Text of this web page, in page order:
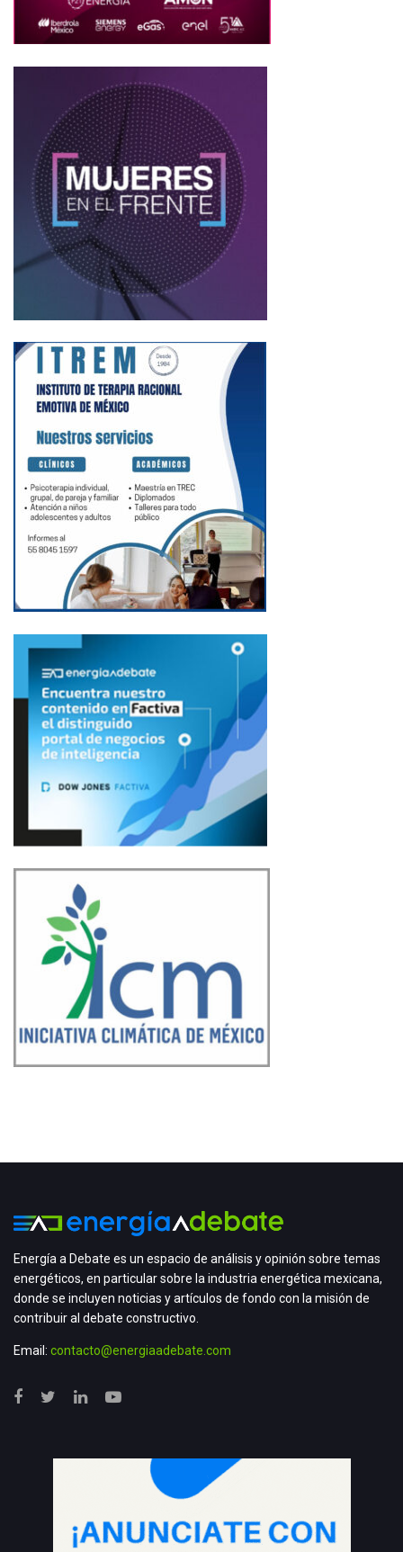
Energía a Debate es un espacio de análisis y opinión sobre temas
energéticos, en particular sobre la industria energética mexicana,
donde se incluyen noticias y artículos de fondo con la misión de
contribuir al debate constructivo.
Email: contacto@energiaadebate.com